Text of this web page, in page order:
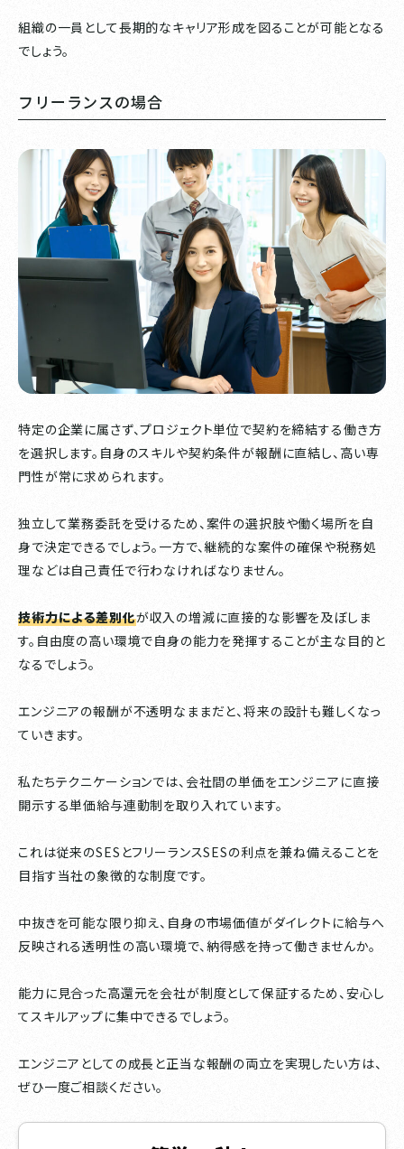
組織の一員として長期的なキャリア形成を図ることが可能となる
でしょう。
フリーランスの場合
特定の企業に属さず、プロジェクト単位で契約を締結する働き方
を選択します。自身のスキルや契約条件が報酬に直結し、高い専
門性が常に求められます。
独立して業務委託を受けるため、案件の選択肢や働く場所を自
身で決定できるでしょう。一方で、継続的な案件の確保や税務処
理などは自己責任で行わなければなりません。
技術力による差別化が収入の増減に直接的な影響を及ぼしま
す。自由度の高い環境で自身の能力を発揮することが主な目的と
なるでしょう。
エンジニアの報酬が不透明なままだと、将来の設計も難しくなっ
ていきます。
私たちテクニケーションでは、会社間の単価をエンジニアに直接
開示する単価給与連動制を取り入れています。
これは従来のSESとフリーランスSESの利点を兼ね備えることを
目指す当社の象徴的な制度です。
中抜きを可能な限り抑え、自身の市場価値がダイレクトに給与へ
反映される透明性の高い環境で、納得感を持って働きませんか。
能力に見合った高還元を会社が制度として保証するため、安心し
てスキルアップに集中できるでしょう。
エンジニアとしての成長と正当な報酬の両立を実現したい方は、
ぜひ一度ご相談ください。